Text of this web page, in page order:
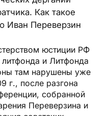
Как такое
Иван Переверзин
юстиции РФ
и Литфонда
там нарушены уже
г., после разгона
собранной
Переверзина и